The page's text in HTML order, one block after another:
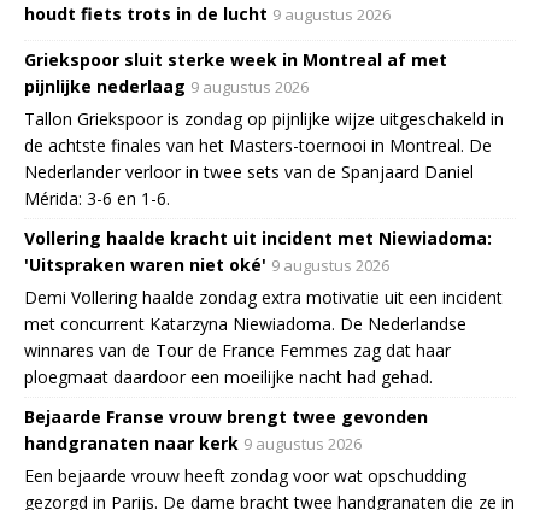
houdt fiets trots in de lucht 9 augustus 2026
Griekspoor sluit sterke week in Montreal af met
pijnlijke nederlaag 9 augustus 2026
Tallon Griekspoor is zondag op pijnlijke wijze uitgeschakeld in
de achtste finales van het Masters-toernooi in Montreal. De
Nederlander verloor in twee sets van de Spanjaard Daniel
Mérida: 3-6 en 1-6.
Vollering haalde kracht uit incident met Niewiadoma:
'Uitspraken waren niet oké' 9 augustus 2026
Demi Vollering haalde zondag extra motivatie uit een incident
met concurrent Katarzyna Niewiadoma. De Nederlandse
winnares van de Tour de France Femmes zag dat haar
ploegmaat daardoor een moeilijke nacht had gehad.
Bejaarde Franse vrouw brengt twee gevonden
handgranaten naar kerk 9 augustus 2026
Een bejaarde vrouw heeft zondag voor wat opschudding
gezorgd in Parijs. De dame bracht twee handgranaten die ze in